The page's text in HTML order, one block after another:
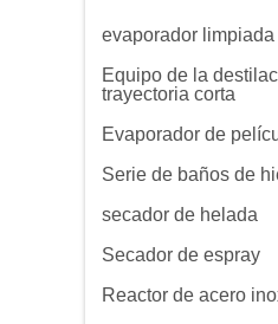
evaporador limpiada
Equipo de la
trayectoria corta
Evaporador de
Serie de baños de
secador de helada
Secador de espray
Reactor de acero